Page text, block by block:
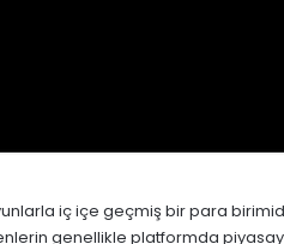
iç içe geçmiş bir para
genellikle platformda